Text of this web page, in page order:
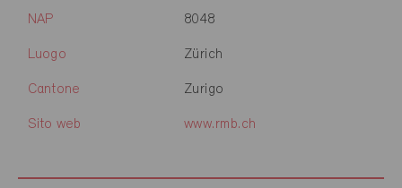
NAP 8048
Luogo Zürich
Cantone Zurigo
Sito web www.rmb.ch